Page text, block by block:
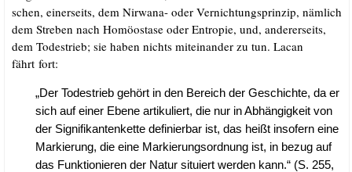
schen, einer­seits, dem Nir­wa­na- oder Ver­nich­tungs­prin­zip, näm­lich
dem Stre­ben nach Homöo­sta­se oder Entro­pie, und, ande­rer­seits,
dem Todes­trieb; sie haben nichts mit­ein­an­der zu tun. Lacan
fährt fort:
„Der Todes­trieb gehört in den Bereich der Geschich­te, da er
sich auf einer Ebe­ne arti­ku­liert, die nur in Abhän­gig­keit von
der Signi­fi­kan­ten­ket­te defi­nier­bar ist, das heißt inso­fern eine
Mar­kie­rung, die eine Mar­kie­rungs­ord­nung ist, in bezug auf
das Funk­tio­nie­ren der Natur situ­iert wer­den kann.“ (S. 255,